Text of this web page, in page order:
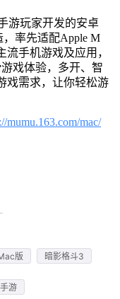
游玩家开发的安卓
，率先适配Apple M
手机游戏及应用，
戏体验，多开、智
戏需求，让你轻松游
mumu.163.com/mac/
版
暗影格斗3
游